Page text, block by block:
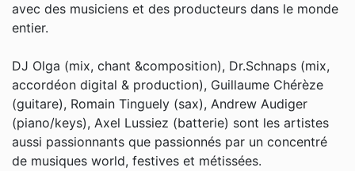
avec des musiciens et des producteurs dans le monde
entier.
DJ Olga (mix, chant &composition), Dr.Schnaps (mix,
accordéon digital & production), Guillaume Chérèze
(guitare), Romain Tinguely (sax), Andrew Audiger
(piano/keys), Axel Lussiez (batterie) sont les artistes
aussi passionnants que passionnés par un concentré
de musiques world, festives et métissées.